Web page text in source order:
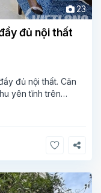
23
đủ nội thất
đủ nội thất. Căn
yên tĩnh trên
03 tầng có diện